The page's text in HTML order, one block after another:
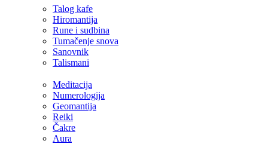
Talog kafe
Hiromantija
Rune i sudbina
Tumačenje snova
Sanovnik
Talismani
Meditacija
Numerologija
Geomantija
Reiki
Čakre
Aura